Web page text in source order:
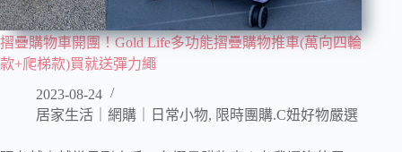
摺疊購物車開團！Gold Life多功能摺疊購物推車(萬向四輪
款+爬梯款)買就送彈力繩
2023-08-24
居家生活｜網購｜日常小物, 限時團購.C妞好物嚴選